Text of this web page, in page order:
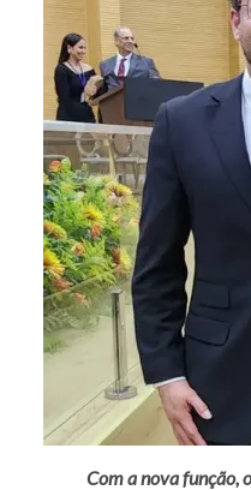
Com a nova função,